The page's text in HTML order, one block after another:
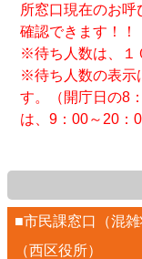
所窓口現在のお
確認できます！！
※待ち人数は、１
※待ち人数の表示
す。（開庁日の8
は、9：00～20：
■市民課窓口（混雑
（西区役所）